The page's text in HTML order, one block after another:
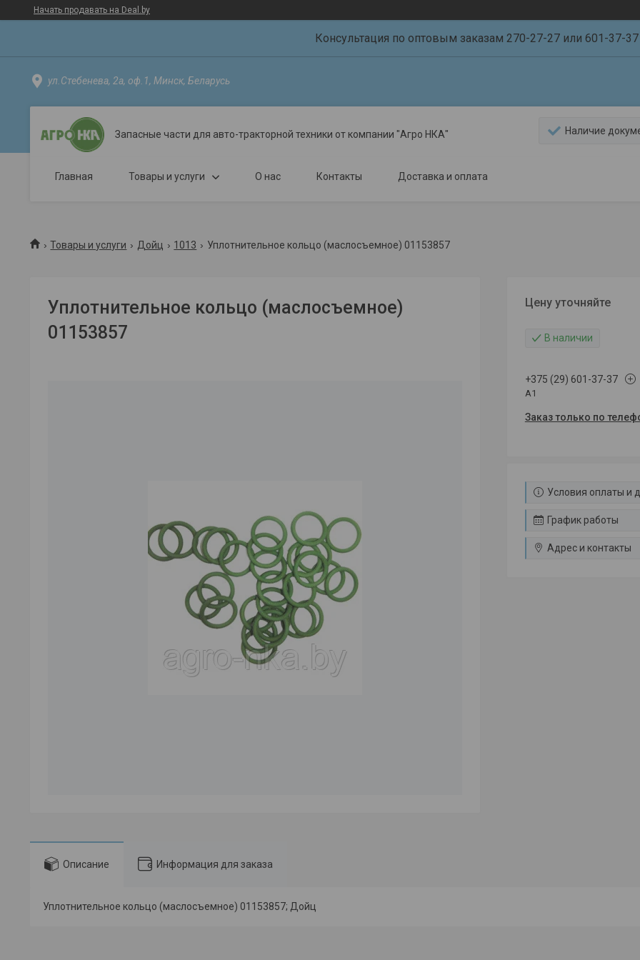
Начать продавать на Deal.by
Консультация по оптовым заказам 270-27-27 или 601-37-37
ул.Стебенева, 2а, оф.1, Минск, Беларусь
Запасные части для авто-тракторной техники от компании "Агро НКА" Наличие
Главная Товары и услуги О нас Контакты Доставка и оплата
Товары и услуги Дойц 1013 Уплотнительное кольцо (маслосъемное) 01153857
Уплотнительное кольцо (маслосъемное)
01153857
Цену уточняйте
В наличии
+375 (29) 601-37-37
A1
Заказ только по
Условия оплаты и
График работы
Адрес и контакты
Описание Информация для заказа
Уплотнительное кольцо (маслосъемное) 01153857; Дойц